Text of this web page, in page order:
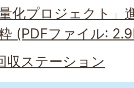
量化プロジェクト
(PDFファイル:
収ステーション